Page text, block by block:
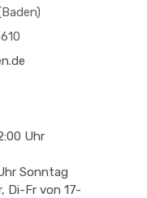
Uhr
Sonntag
Di-Fr von 17-